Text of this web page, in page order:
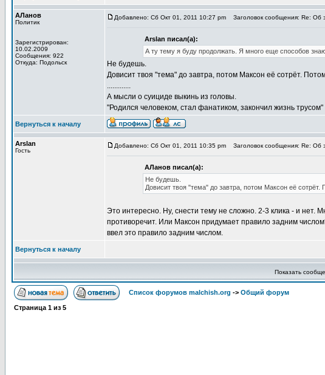
АЛанов
Политик
Зарегистрирован:
10.02.2009
Сообщения: 922
Откуда: Подольск
Добавлено: Сб Окт 01, 2011 10:27 pm Заголовок сообщения: Re: Об
Arslan писал(а):
А ту тему я буду продолжать. Я много еще способов
Не будешь.
Довисит твоя "тема" до завтра, потом Максон её сотрёт.
.............
А мысли о суициде выкинь из головы.
"Родился человеком, стал фанатиком, закончил жизнь
Вернуться к началу
Arslan
Гость
Добавлено: Сб Окт 01, 2011 10:35 pm Заголовок сообщения: Re: Об
АЛанов писал(а):
Не будешь.
Довисит твоя "тема" до завтра, потом Максон её
Это интересно. Ну, снести тему не сложно. 2-3 клика - и
противоречит. Или Максон придумает правило задним
ввел это правило задним числом.
Вернуться к началу
Показать
Список форумов malchish.org -> Общий форум
Страница 1 из 5